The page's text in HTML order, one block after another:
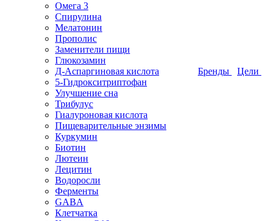
Омега 3
Спирулина
Мелатонин
Прополис
Заменители пищи
Глюкозамин
Д-Аспаргиновая кислота
5-Гидрокситриптофан
Улучшение сна
Трибулус
Гиалуроновая кислота
Пищеварительные энзимы
Куркумин
Биотин
Лютеин
Лецитин
Водоросли
Ферменты
GABA
Клетчатка
Бренды Цели